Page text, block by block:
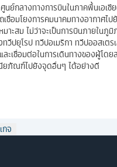
นย์กลางทางการบินในภาคพื้นเอเชี
เชื่อมโยงการคมนาคมทางอากาศไ
มาะสม ไม่ว่าจะเป็นการบินภายในภู
ทวีปยุโรป ทวีปอเมริกา ทวีปออสเต
ละเชื่อมต่อในการเดินทางของผู้โ
ภัณฑ์ไปยังจุดอื่นๆ ได้อย่างดี
กจ